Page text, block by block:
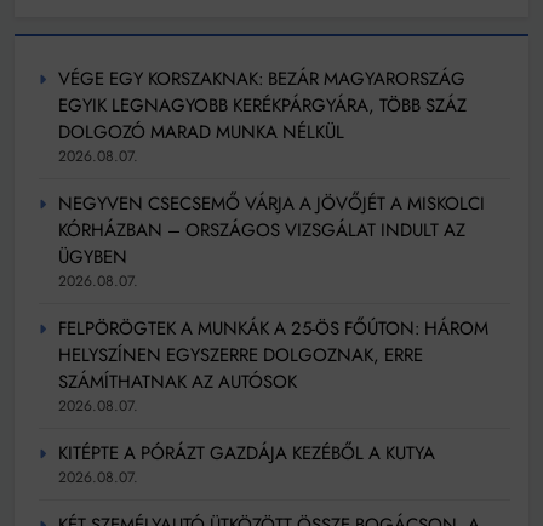
VÉGE EGY KORSZAKNAK: BEZÁR MAGYARORSZÁG
EGYIK LEGNAGYOBB KERÉKPÁRGYÁRA, TÖBB SZÁZ
DOLGOZÓ MARAD MUNKA NÉLKÜL
2026.08.07.
NEGYVEN CSECSEMŐ VÁRJA A JÖVŐJÉT A MISKOLCI
KÓRHÁZBAN – ORSZÁGOS VIZSGÁLAT INDULT AZ
ÜGYBEN
2026.08.07.
FELPÖRÖGTEK A MUNKÁK A 25-ÖS FŐÚTON: HÁROM
HELYSZÍNEN EGYSZERRE DOLGOZNAK, ERRE
SZÁMÍTHATNAK AZ AUTÓSOK
2026.08.07.
KITÉPTE A PÓRÁZT GAZDÁJA KEZÉBŐL A KUTYA
2026.08.07.